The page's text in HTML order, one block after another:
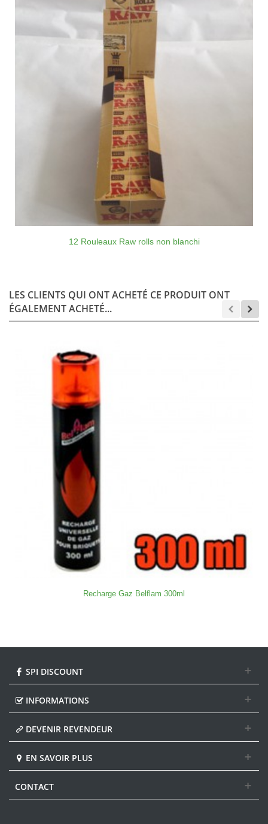
12 Rouleaux Raw rolls non blanchi
LES CLIENTS QUI ONT ACHETÉ CE PRODUIT ONT
ÉGALEMENT ACHETÉ...
Recharge Gaz Belflam 300ml
SPI DISCOUNT
INFORMATIONS
DEVENIR REVENDEUR
EN SAVOIR PLUS
CONTACT